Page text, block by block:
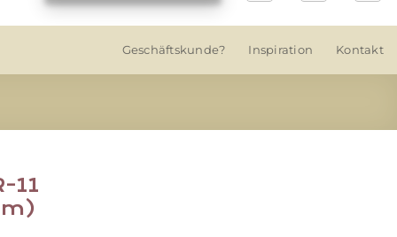
Geschäftskunde? Inspiration Kontakt
11